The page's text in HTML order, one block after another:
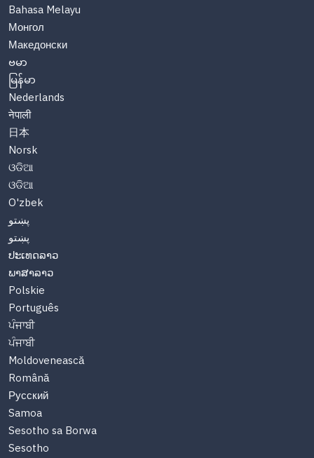
Bahasa Melayu
Монгол
Македонски
ဗမာ
မြန်မာ
Nederlands
नेपाली
日本
Norsk
ଓଡିଆ
ଓଡିଆ
O'zbek
پښتو
پښتو
ປະເທດລາວ
ພາສາລາວ
Polskie
Português
ਪੰਜਾਬੀ
ਪੰਜਾਬੀ
Moldovenească
Română
Русский
Samoa
Sesotho sa Borwa
Sesotho